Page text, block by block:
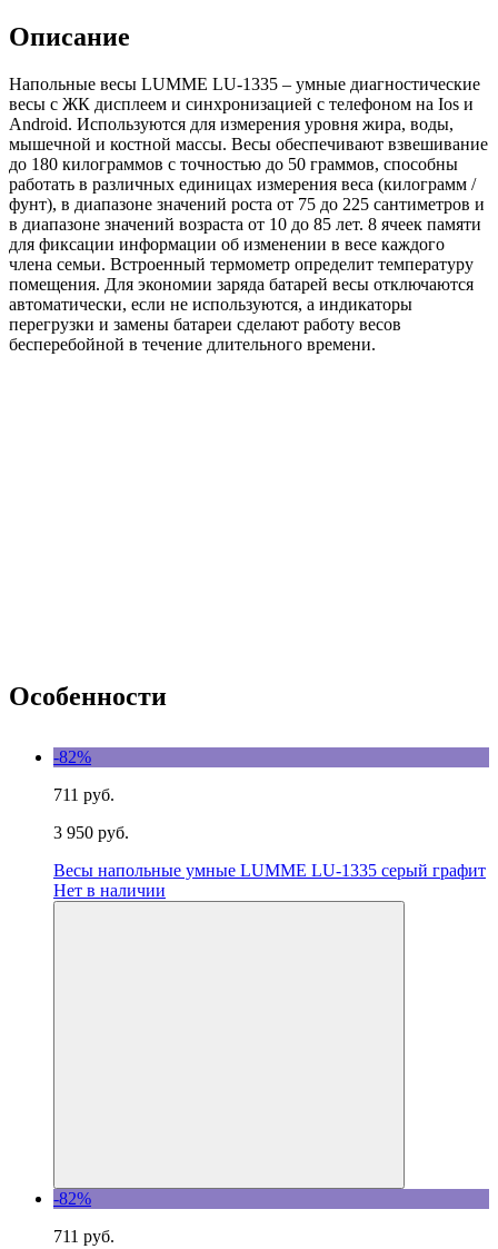
Описание
Напольные весы LUMME LU-1335 – умные диагностические
весы с ЖК дисплеем и синхронизацией с телефоном на Ios и
Android. Используются для измерения уровня жира, воды,
мышечной и костной массы. Весы обеспечивают взвешивание
до 180 килограммов с точностью до 50 граммов, способны
работать в различных единицах измерения веса (килограмм /
фунт), в диапазоне значений роста от 75 до 225 сантиметров и
в диапазоне значений возраста от 10 до 85 лет. 8 ячеек памяти
для фиксации информации об изменении в весе каждого
члена семьи. Встроенный термометр определит температуру
помещения. Для экономии заряда батарей весы отключаются
автоматически, если не используются, а индикаторы
перегрузки и замены батареи сделают работу весов
бесперебойной в течение длительного времени.
Особенности
-82%
711 руб.
3 950 руб.
Весы напольные умные LUMME LU-1335 серый графит
Нет в наличии
-82%
711 руб.